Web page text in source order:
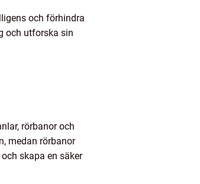
och förhindra
och utforska sin
rörbanor och
medan rörbanor
skapa en säker